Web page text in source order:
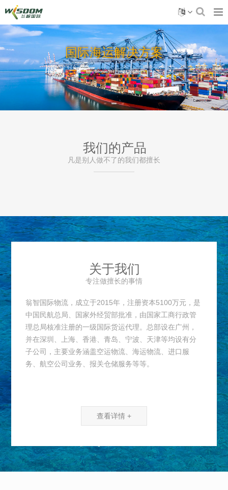
国际海运解决方案
International Sea Freight Solution
我们的产品
凡是别人做不了的我们都擅长
关于我们
专注做擅长的事情
翁智国际物流，成立于2015年，注册资本5100万元，是
中国民航总局、国家外经贸部批准，由国家工商行政管
理总局核准注册的一级国际货运代理。总部设在广州，
并在深圳、上海、香港、青岛、宁波、天津等均设有分
子公司，主要业务涵盖空运物流、海运物流、进口服
务、航空公司业务、报关仓储服务等等。
查看详情 +